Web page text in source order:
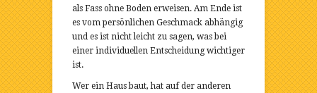
als Fass ohne Boden erweisen. Am Ende ist
es vom persönlichen Geschmack abhängig
und es ist nicht leicht zu sagen, was bei
einer individuellen Entscheidung wichtiger
ist.
Wer ein Haus baut, hat auf der anderen